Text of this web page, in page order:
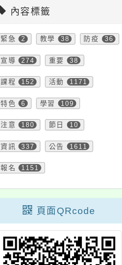
內容標籤
緊急 2 教學 38 防疫 36
宣導 274 重要 38
課程 152 活動 1171
特色 6 學習 109
注意 180 節日 10
資訊 337 公告 1611
報名 1151
頁面QRcode